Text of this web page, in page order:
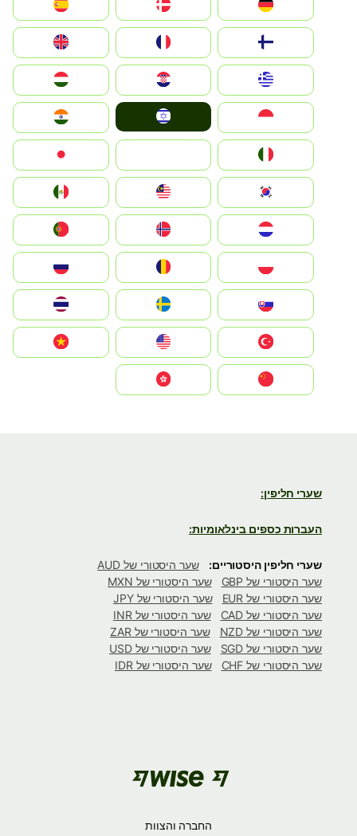
Deutschland
Denmark
United Kingdom
Hrvatska
Magyarország
Indonesia
South Korea
Nederland
Portugal
România
Slovensko
United States
Vietnam
שערי חליפין:
העברות כספים בינלאומיות:
שערי חליפין היסטוריים:
שער היסטורי של AUD
שער היסטורי של GBP
שער היסטורי של MXN
שער היסטורי של EUR
שער היסטורי של JPY
שער היסטורי של CAD
שער היסטורי של INR
שער היסטורי של NZD
שער היסטורי של ZAR
שער היסטורי של SGD
שער היסטורי של USD
שער היסטורי של CHF
שער היסטורי של IDR
החברה והצוות